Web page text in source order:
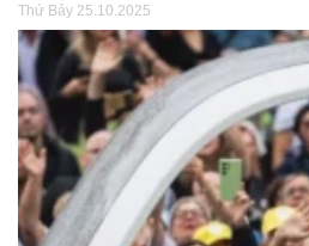
Thứ Bảy 25.10.2025